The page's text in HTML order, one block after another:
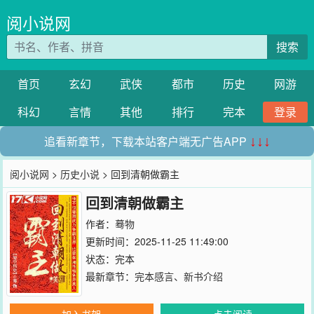
阅小说网
搜索
首页 玄幻 武侠 都市 历史
网游
科幻
言情 其他 排行 完本
登录
追看新章节，下载本站客户端无广告APP ↓↓↓
阅小说网 > 历史小说 > 回到清朝做霸主
回到清朝做霸主
作者： 蓦物
更新时间：2025-11-25 11:49:00
状态：完本
最新章节： 完本感言、新书介绍